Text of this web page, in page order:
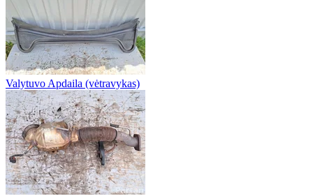
Valytuvo Apdaila (vėtravykas)